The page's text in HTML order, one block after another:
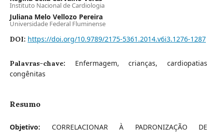
Instituto Nacional de Cardiologia
Juliana Melo Vellozo Pereira
Universidade Federal Fluminense
DOI: https://doi.org/10.9789/2175-5361.2014.v6i3.1276-1287
Palavras-chave: Enfermagem, crianças, cardiopatias
congênitas
Resumo
Objetivo: CORRELACIONAR À PADRONIZAÇÃO DE